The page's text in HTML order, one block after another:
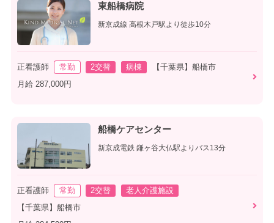
東船橋病院
新京成線 高根木戸駅より徒歩10分
正看護師 常勤 2交替 病棟
【千葉県】船橋市
月給 287,000円
船橋ケアセンター
新京成電鉄 鎌ヶ谷大仏駅よりバス13分
正看護師 常勤 2交替
老人介護施設
【千葉県】船橋市